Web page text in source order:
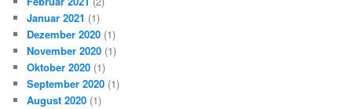
Januar 2021 (1)
Dezember 2020 (1)
November 2020 (1)
Oktober 2020 (1)
September 2020 (1)
August 2020 (1)